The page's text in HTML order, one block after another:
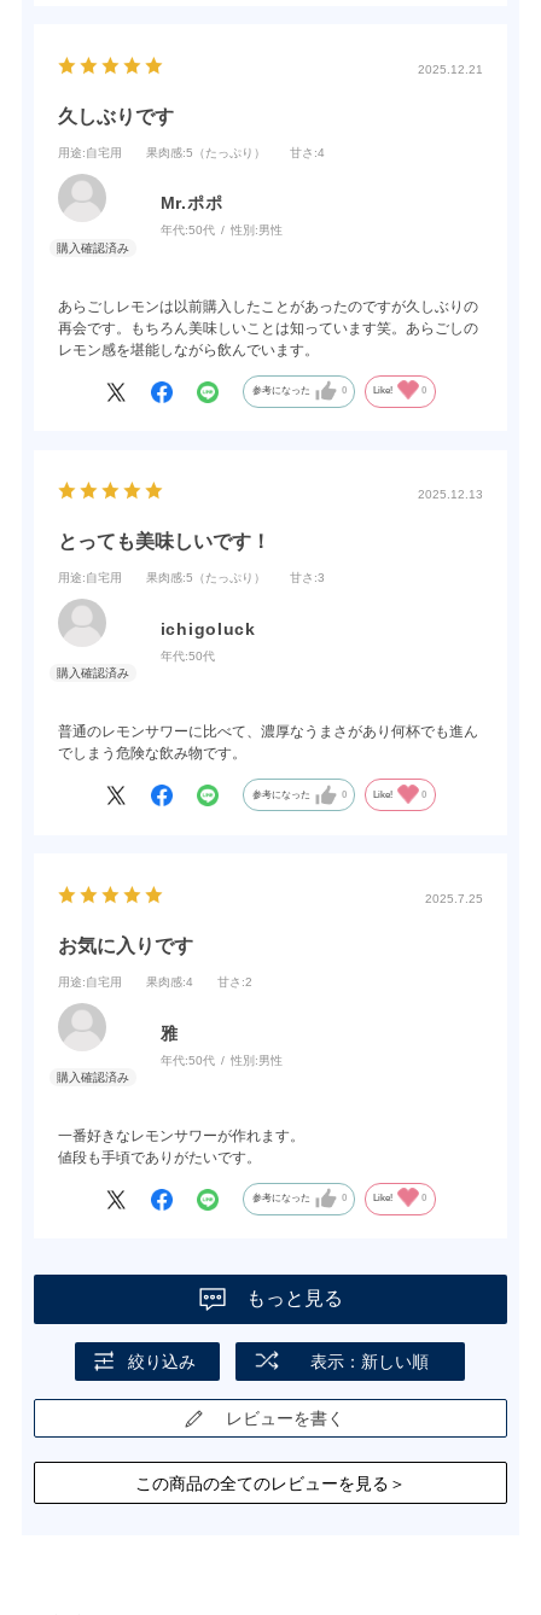
2025.12.21
久しぶりです
用途:自宅用 果肉感:5（たっぷり） 甘さ :4
Mr.ポポ
年代:50代 性別:男性
あらごしレモンは以前購入したことがあったのですが久しぶりの
再会です。もちろん美味しいことは知っています笑。あらごしの
レモン感を堪能しながら飲んでいます。
参考になった 0 Like! 0
2025.12.13
とっても美味しいです！
用途:自宅用 果肉感:5（たっぷり） 甘さ :3
ichigoluck
年代:50代
普通のレモンサワーに比べて、濃厚なうまさがあり何杯でも進ん
でしまう危険な飲み物です。
参考になった 0 Like! 0
2025.7.25
お気に入りです
用途:自宅用 果肉感:4 甘さ :2
雅
年代:50代 性別:男性
一番好きなレモンサワーが作れます。
値段も手頃でありがたいです。
参考になった 0 Like! 0
もっと見る
絞り込み 表示：新しい順
レビューを書く
この商品の全てのレビューを見る＞